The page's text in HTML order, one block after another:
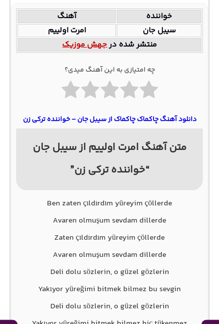
خواننده
آهنگ
سیبل جان
امرت اولییم
منتشر شده درجهش موزیک
چه امتیازی به این آهنگ میدی؟
دانلود آهنگ چاکماک چاکماک از سیبل جان – خواننده ترکی زن
متن آهنگ امرت اولییم از سیبل جان
“خواننده ترکی زن”
Ben zaten çıldırdım yüreyim çöllerde
Avaren olmuşum sevdam dillerde
Zaten çıldırdım yüreyim çöllerde
Avaren olmuşum sevdam dillerde
Deli dolu sözlerin, o güzel gözlerin
Yakıyor yüreğimi bitmek bilmez bu sevgin
Deli dolu sözlerin, o güzel gözlerin